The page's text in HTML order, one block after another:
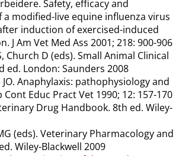
Safety, efficacy and
modified-live equine influenza virus
induction of exercised-induced
J Am Vet Med Ass 2001; 218: 900-906
Church D (eds). Small Animal Clinical
ed. London: Saunders 2008
Anaphylaxis: pathophysiology and
Educ Pract Vet 1990; 12: 157-170
Drug Handbook. 8th ed. Wiley-
(eds). Veterinary Pharmacology and
Wiley-Blackwell 2009